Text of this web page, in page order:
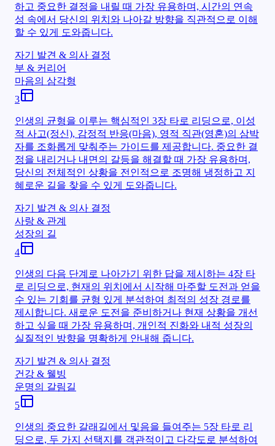
하고 중요한 결정을 내릴 때 가장 유용하며, 시간의 연속
성 속에서 당신의 위치와 나아갈 방향을 직관적으로 이해
할 수 있게 도와줍니다.
자기 발견 & 의사 결정
부 & 커리어
마음의 삼각형
3
인생의 균형을 이루는 핵심적인 3장 타로 리딩으로, 이성
적 사고(정신), 감정적 반응(마음), 영적 직관(영혼)의 삼박
자를 조화롭게 맞춰주는 가이드를 제공합니다. 중요한 결
정을 내리거나 내면의 갈등을 해결할 때 가장 유용하며,
당신의 전체적인 상황을 전인적으로 조명해 냉정하고 지
혜로운 길을 찾을 수 있게 도와줍니다.
자기 발견 & 의사 결정
사랑 & 관계
성장의 길
4
인생의 다음 단계로 나아가기 위한 답을 제시하는 4장 타
로 리딩으로, 현재의 위치에서 시작해 마주할 도전과 얻을
수 있는 기회를 균형 있게 분석하여 최적의 성장 경로를
제시합니다. 새로운 도전을 준비하거나 현재 상황을 개선
하고 싶을 때 가장 유용하며, 개인적 진화와 내적 성장의
실질적인 방향을 명확하게 안내해 줍니다.
자기 발견 & 의사 결정
건강 & 웰빙
운명의 갈림길
5
인생의 중요한 갈래길에서 및음을 들여주는 5장 타로 리
딩으로, 두 가지 선택지를 객관적이고 다각도로 분석하여